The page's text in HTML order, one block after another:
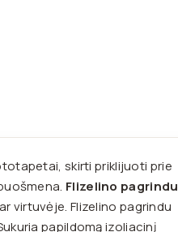
skirti priklijuoti prie
Flizelino pagrindu
virtuvėje. Flizelino pagrindu
papildomą izoliacinį